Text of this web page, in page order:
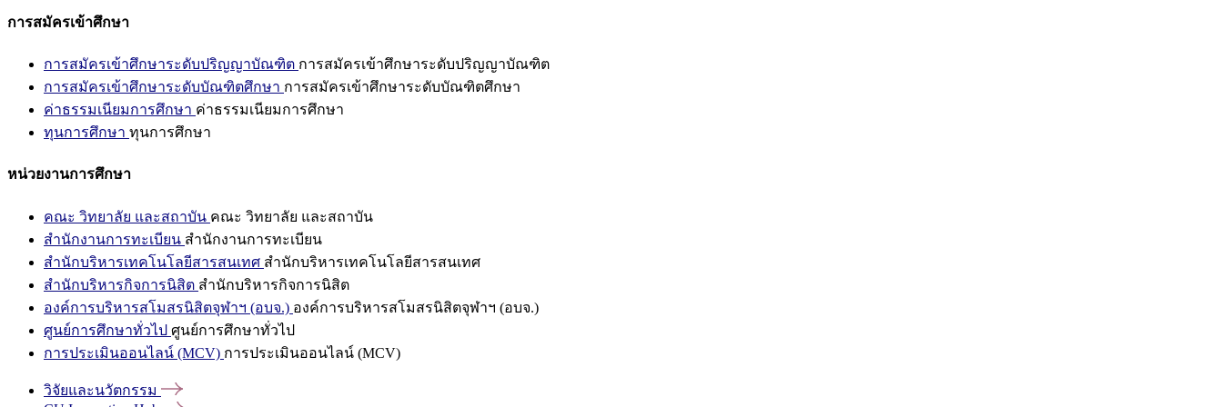
การสมัครเข้าศึกษา
การสมัครเข้าศึกษาระดับปริญญาบัณฑิต การสมัครเข้าศึกษาระดับปริญญาบัณฑิต
การสมัครเข้าศึกษาระดับบัณฑิตศึกษา การสมัครเข้าศึกษาระดับบัณฑิตศึกษา
ค่าธรรมเนียมการศึกษา ค่าธรรมเนียมการศึกษา
ทุนการศึกษา ทุนการศึกษา
หน่วยงานการศึกษา
คณะ วิทยาลัย และสถาบัน คณะ วิทยาลัย และสถาบัน
สำนักงานการทะเบียน สำนักงานการทะเบียน
สำนักบริหารเทคโนโลยีสารสนเทศ สำนักบริหารเทคโนโลยีสารสนเทศ
สำนักบริหารกิจการนิสิต สำนักบริหารกิจการนิสิต
องค์การบริหารสโมสรนิสิตจุฬาฯ (อบจ.) องค์การบริหารสโมสรนิสิตจุฬาฯ (อบจ.)
ศูนย์การศึกษาทั่วไป ศูนย์การศึกษาทั่วไป
การประเมินออนไลน์ (MCV) การประเมินออนไลน์ (MCV)
วิจัยและนวัตกรรม